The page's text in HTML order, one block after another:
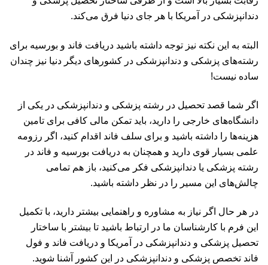
دندانپزشکی در آمریکا با هر جای دنیا فرق می‌کند.
البته به این نکته نیز توجه داشته باشید دریافت فاند و بورسیه برای
رشته‌های پزشکی و دندانپزشکی در کشورهای دیگر دنیا نیز چندان
ساده نیست!
اگر شما قصد تحصیل در رشته پزشکی و دندانپزشکی در یکی از
دانشگاه‌های خارجی را دارید، باید تمکن مالی کافی برای تامین
هزینه‌ها را داشته باشید و برای سلف فاند اقدام کنید، اگر رزومه
علمی بسیار قوی دارید و همچنان به دریافت بورسیه و فاند در
رشته پزشکی یا دندانپزشکی فکر می‌کنید، باز هم تمامی
چالش‌های این مسیر را در نظر داشته باشید.
در هر حال اگر نیاز به مشاوره و راهنمایی بیشتر دارید، با تکمیل
این فرم با کارشناسان ما در ارتباط باشید تا بیشتر با ساختار
تحصیل پزشکی و دندانپزشکی در آمریکا و دریافت فاند و فول
فاند تخصص پزشکی و دندانپزشکی در این کشور آشنا شوید.